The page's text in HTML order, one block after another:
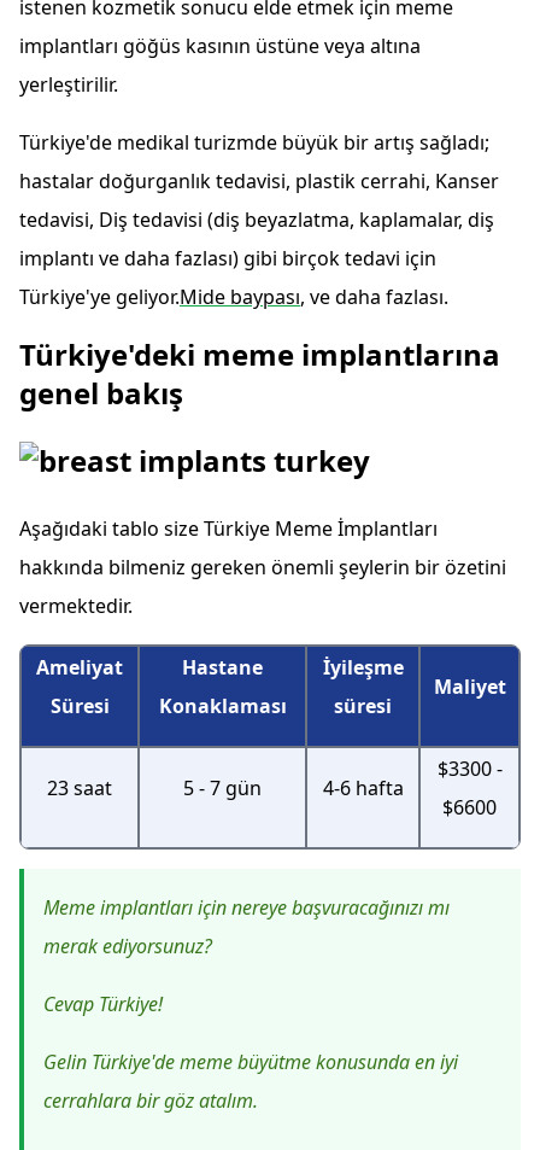
istenen kozmetik sonucu elde etmek için meme
implantları göğüs kasının üstüne veya altına
yerleştirilir.
Türkiye'de medikal turizmde büyük bir artış sağladı;
hastalar doğurganlık tedavisi, plastik cerrahi, Kanser
tedavisi, Diş tedavisi (diş beyazlatma, kaplamalar, diş
implantı ve daha fazlası) gibi birçok tedavi için
Türkiye'ye geliyor.Mide baypası, ve daha fazlası.
Türkiye'deki meme implantlarına
genel bakış
Aşağıdaki tablo size Türkiye Meme İmplantları
hakkında bilmeniz gereken önemli şeylerin bir özetini
vermektedir.
Ameliyat
Süresi
Hastane
Konaklaması
İyileşme
süresi
Maliyet
23 saat 5 - 7 gün 4-6 hafta
$3300 -
$6600
Meme implantları için nereye başvuracağınızı mı
merak ediyorsunuz?
Cevap Türkiye!
Gelin Türkiye'de meme büyütme konusunda en iyi
cerrahlara bir göz atalım.